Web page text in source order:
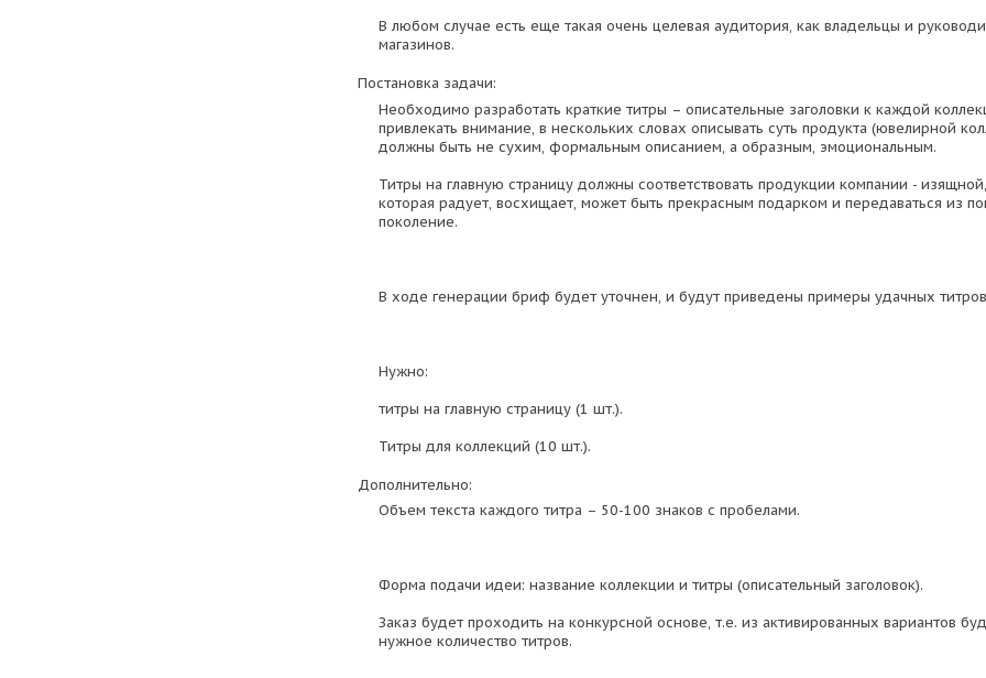
В любом случае есть еще такая очень целевая аудитория, как владельцы и
магазинов.
Постановка задачи:
Необходимо разработать краткие титры – описательные заголовки к каждой
привлекать внимание, в нескольких словах описывать суть продукта (ювелирной
должны быть не сухим, формальным описанием, а образным, эмоциональным.
Титры на главную страницу должны соответствовать продукции компании -
которая радует, восхищает, может быть прекрасным подарком и передаваться из
поколение.
В ходе генерации бриф будет уточнен, и будут приведены примеры удачных
Нужно:
титры на главную страницу (1 шт.).
Титры для коллекций (10 шт.).
Дополнительно:
Объем текста каждого титра – 50-100 знаков с пробелами.
Форма подачи идеи: название коллекции и титры (описательный заголовок).
Заказ будет проходить на конкурсной основе, т.е. из активированных вариантов
нужное количество титров.